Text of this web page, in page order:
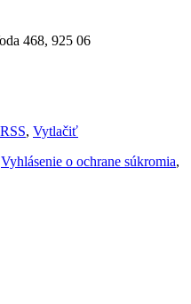
468, 925 06
RSS, Vytlačiť
Vyhlásenie o ochrane súkromia,